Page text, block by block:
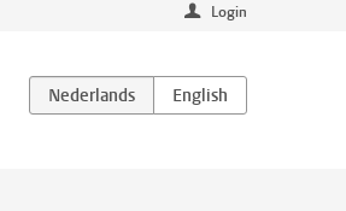
Login